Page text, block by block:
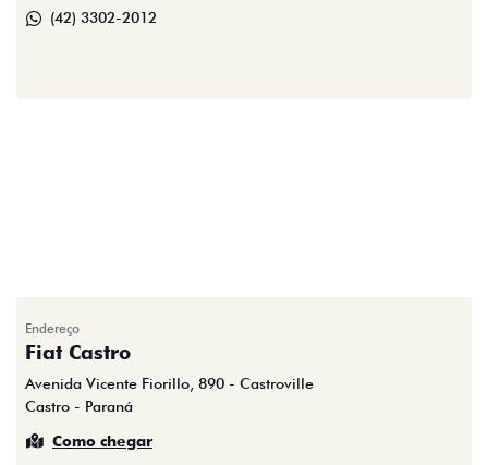
(42) 3302-2012
Endereço
Fiat Castro
Avenida Vicente Fiorillo, 890 - Castroville
Castro - Paraná
Como chegar